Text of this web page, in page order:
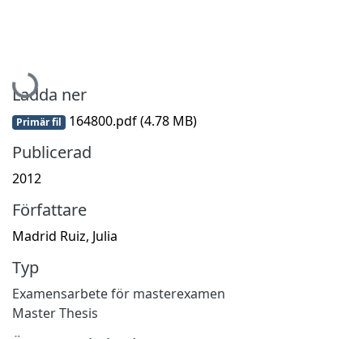
Hämtar...
Ladda ner
Primär fil 164800.pdf(4.78 MB)
Publicerad
2012
Författare
Madrid Ruiz, Julia
Typ
Examensarbete för masterexamen
Master Thesis